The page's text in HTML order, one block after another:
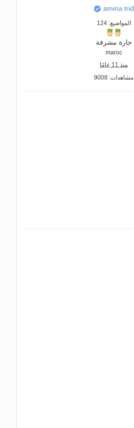
amina trid
المواضيع: 124
جارة مشرفة
maroc
منذ 11 عامًا
مشاهدات: 9008